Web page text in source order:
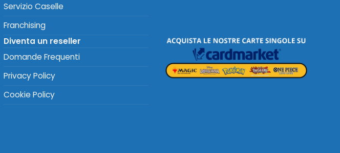
Servizio Caselle
Franchising
Diventa un reseller
Domande Frequenti
Privacy Policy
Cookie Policy